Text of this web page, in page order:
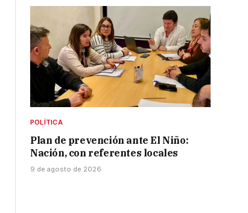
POLÍTICA
Plan de prevención ante El Niño:
Nación, con referentes locales
9 de agosto de 2026